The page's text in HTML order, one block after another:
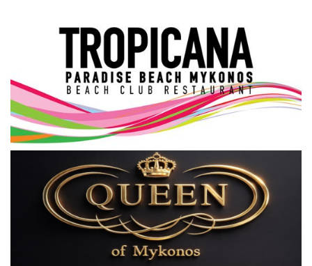
Σεβασμιώτατος Δωρόθεος Β’
Cost Of Living Crisis
Opinion + Analysis
L’Art des Sens
Local Elections 2023